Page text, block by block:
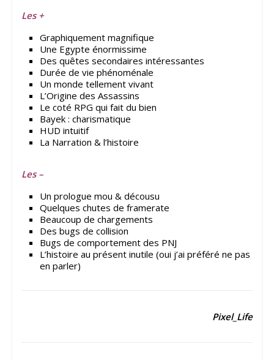
Les +
Graphiquement magnifique
Une Egypte énormissime
Des quêtes secondaires intéressantes
Durée de vie phénoménale
Un monde tellement vivant
L’Origine des Assassins
Le coté RPG qui fait du bien
Bayek : charismatique
HUD intuitif
La Narration & l’histoire
Les –
Un prologue mou & décousu
Quelques chutes de framerate
Beaucoup de chargements
Des bugs de collision
Bugs de comportement des PNJ
L’histoire au présent inutile (oui j’ai préféré ne pas
en parler)
Pixel_Life